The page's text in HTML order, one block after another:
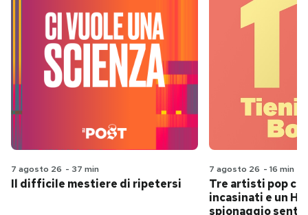
7 agosto 26 - 37 min
Il difficile mestiere di ripetersi
7 agosto 26 - 16 min
Tre artisti pop
incasinati e un
spionaggio